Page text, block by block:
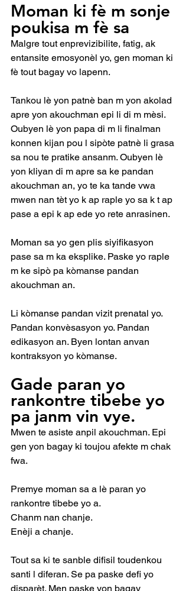
Moman ki fè m sonje
poukisa m fè sa
Malgre tout enprevizibilite, fatig, ak
entansite emosyonèl yo, gen moman ki
fè tout bagay vo lapenn.
Tankou lè yon patnè ban m yon akolad
apre yon akouchman epi li di m mèsi.
Oubyen lè yon papa di m li finalman
konnen kijan pou l sipòte patnè li grasa
sa nou te pratike ansanm. Oubyen lè
yon kliyan di m apre sa ke pandan
akouchman an, yo te ka tande vwa
mwen nan tèt yo k ap raple yo sa k t ap
pase a epi k ap ede yo rete anrasinen.
Moman sa yo gen plis siyifikasyon
pase sa m ka eksplike. Paske yo raple
m ke sipò pa kòmanse pandan
akouchman an.
Li kòmanse pandan vizit prenatal yo.
Pandan konvèsasyon yo. Pandan
edikasyon an. Byen lontan anvan
kontraksyon yo kòmanse.
Gade paran yo
rankontre tibebe yo
pa janm vin vye.
Mwen te asiste anpil akouchman. Epi
gen yon bagay ki toujou afekte m chak
fwa.
Premye moman sa a lè paran yo
rankontre tibebe yo a.
Chanm nan chanje.
Enèji a chanje.
Tout sa ki te sanble difisil toudenkou
santi l diferan. Se pa paske defi yo
disparèt. Men paske yon bagay